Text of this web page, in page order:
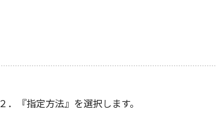
２．『指定方法』を選択します。